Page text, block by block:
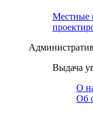
Местные
Выдача
О
Об